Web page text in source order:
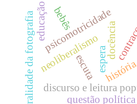
discurso e leitura
pluralidade da fotografia escuta espera
psicomotricidade
questão política
docência
neoliberalismo
educação bebês